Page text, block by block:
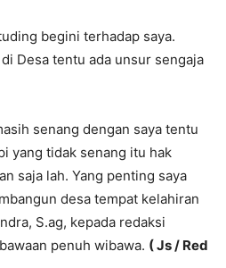
begini terhadap saya.
Desa tentu ada unsur sengaja
senang dengan saya tentu
yang tidak senang itu hak
saja lah. Yang penting saya
desa tempat kelahiran
S.ag, kepada redaksi
penuh wibawa. ( Js / Red